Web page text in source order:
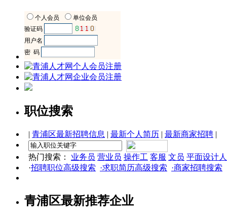
职位搜索
| 青浦区最新招聘信息 | 最新个人简历 | 最新商家招聘 |
热门搜索： 业务员 营业员 操作工 客服 文员 平面设计
·招聘职位高级搜索 ·求职简历高级搜索 ·商家招聘搜索
青浦区最新推荐企业